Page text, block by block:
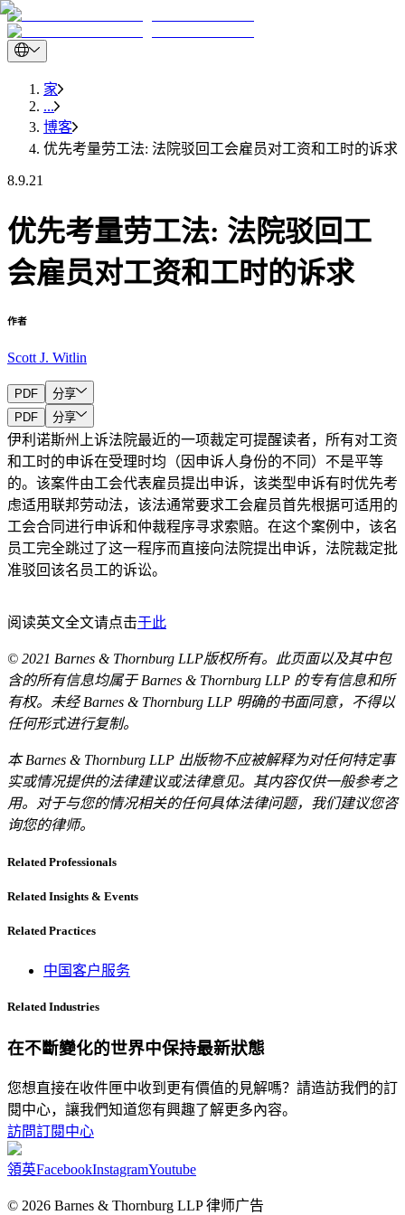
家
...
博客
优先考量劳工法: 法院驳回工会雇员对工资和工时的诉求
8.9.21
优先考量劳工法: 法院驳回工
会雇员对工资和工时的诉求
作者
Scott J. Witlin
PDF
分享
PDF
分享
伊利诺斯州上诉法院最近的一项裁定可提醒读者，所有对工资
和工时的申诉在受理时均（因申诉人身份的不同）不是平等
的。该案件由工会代表雇员提出申诉，该类型申诉有时优先考
虑适用联邦劳动法，该法通常要求工会雇员首先根据可适用的
工会合同进行申诉和仲裁程序寻求索赔。在这个案例中，该名
员工完全跳过了这一程序而直接向法院提出申诉，法院裁定批
准驳回该名员工的诉讼。
阅读英文全文请点击于此
© 2021 Barnes & Thornburg LLP版权所有。此页面以及其中包
含的所有信息均属于Barnes & Thornburg LLP 的专有信息和所
有权。未经Barnes & Thornburg LLP 明确的书面同意，不得以
任何形式进行复制。
本Barnes & Thornburg LLP 出版物不应被解释为对任何特定事
实或情况提供的法律建议或法律意见。其内容仅供一般参考之
用。对于与您的情况相关的任何具体法律问题，我们建议您咨
询您的律师。
Related Professionals
Related Insights & Events
Related Practices
中国客户服务
Related Industries
在不斷變化的世界中保持最新狀態
您想直接在收件匣中收到更有價值的見解嗎？請造訪我們的訂
閱中心，讓我們知道您有興趣了解更多內容。
訪問訂閱中心
領英FacebookInstagramYoutube
© 2026 Barnes & Thornburg LLP 律师广告